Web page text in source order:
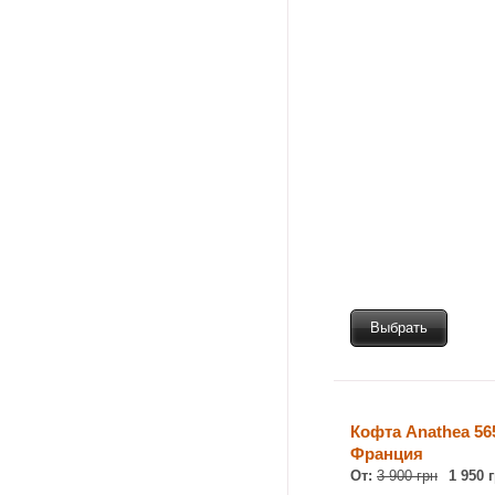
Выбрать
Кофта Anathea
Франция
От: 3 900 грн 1 950